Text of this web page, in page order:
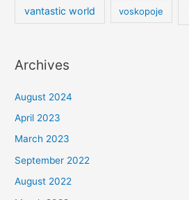
vantastic world voskopoje
Archives
August 2024
April 2023
March 2023
September 2022
August 2022